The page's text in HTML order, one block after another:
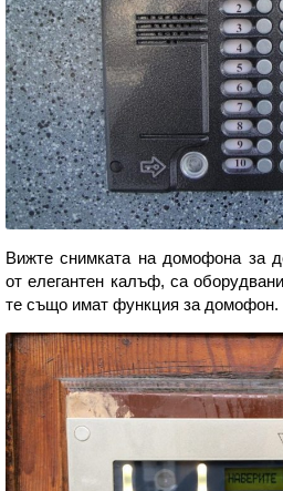
Вижте снимката на домофона за
от елегантен калъф, са
те също имат функция за домофон.